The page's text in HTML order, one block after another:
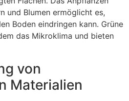
und Blumen ermöglicht es,
Boden eindringen kann. Grüne
das Mikroklima und bieten
von
Materialien